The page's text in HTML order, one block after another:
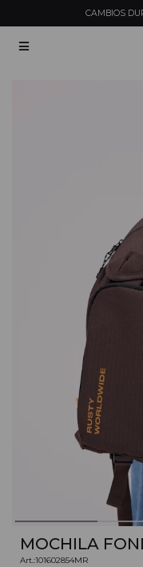
CAMBIOS

MOCHILA
101602854MR